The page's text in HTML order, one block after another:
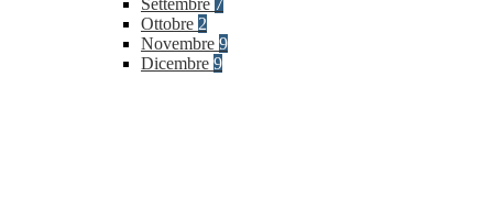
Settembre 7
Ottobre 2
Novembre 9
Dicembre 9